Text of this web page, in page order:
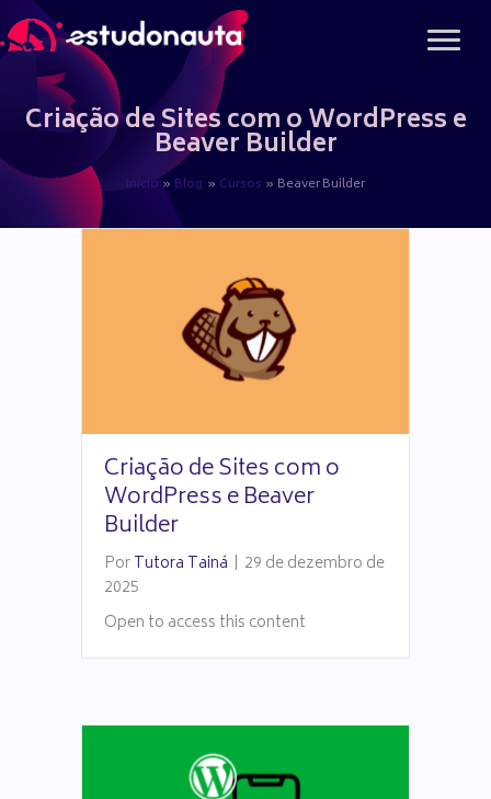
para
conteúdo
Criação de Sites com o WordPress e
Beaver Builder
Início Blog Cursos Beaver Builder
Criação de Sites com o
WordPress e Beaver
Builder
PorTutora Tainá | 29 de dezembro de
2025
Open to access this content